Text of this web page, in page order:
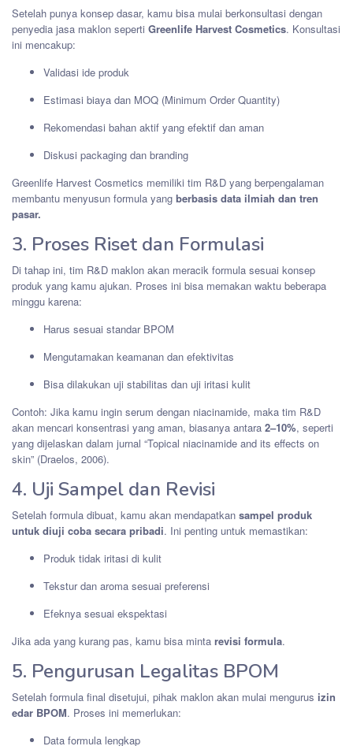
Setelah punya konsep dasar, kamu bisa mulai berkonsultasi dengan
penyedia jasa maklon seperti Greenlife Harvest Cosmetics. Konsultasi
ini mencakup:
Validasi ide produk
Estimasi biaya dan MOQ (Minimum Order Quantity)
Rekomendasi bahan aktif yang efektif dan aman
Diskusi packaging dan branding
Greenlife Harvest Cosmetics memiliki tim R&D yang berpengalaman
membantu menyusun formula yang berbasis data ilmiah dan tren
pasar.
3. Proses Riset dan Formulasi
Di tahap ini, tim R&D maklon akan meracik formula sesuai konsep
produk yang kamu ajukan. Proses ini bisa memakan waktu beberapa
minggu karena:
Harus sesuai standar BPOM
Mengutamakan keamanan dan efektivitas
Bisa dilakukan uji stabilitas dan uji iritasi kulit
Contoh: Jika kamu ingin serum dengan niacinamide, maka tim R&D
akan mencari konsentrasi yang aman, biasanya antara 2–10%, seperti
yang dijelaskan dalam jurnal “Topical niacinamide and its effects on
skin” (Draelos, 2006).
4. Uji Sampel dan Revisi
Setelah formula dibuat, kamu akan mendapatkan sampel produk
untuk diuji coba secara pribadi. Ini penting untuk memastikan:
Produk tidak iritasi di kulit
Tekstur dan aroma sesuai preferensi
Efeknya sesuai ekspektasi
Jika ada yang kurang pas, kamu bisa minta revisi formula.
5. Pengurusan Legalitas BPOM
Setelah formula final disetujui, pihak maklon akan mulai mengurus izin
edar BPOM. Proses ini memerlukan:
Data formula lengkap